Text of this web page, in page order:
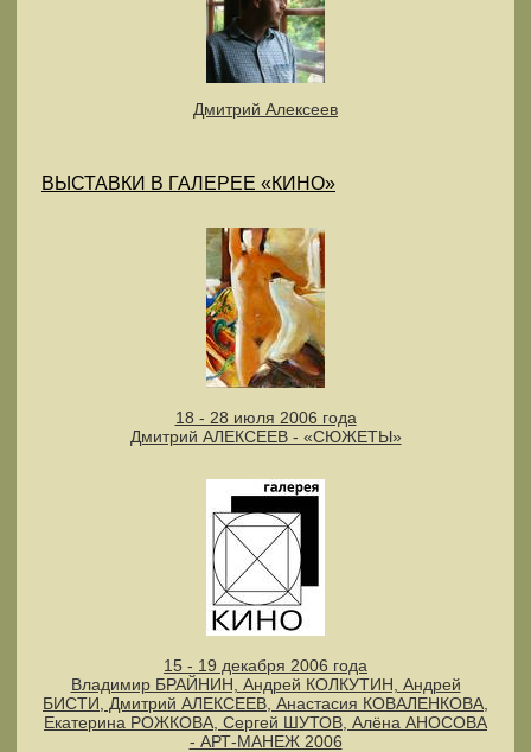
Дмитрий Алексеев
ВЫСТАВКИ В ГАЛЕРЕЕ «КИНО»
18 - 28 июля 2006 года
Дмитрий АЛЕКСЕЕВ - «СЮЖЕТЫ»
15 - 19 декабря 2006 года
Владимир БРАЙНИН, Андрей КОЛКУТИН, Андрей
БИСТИ, Дмитрий АЛЕКСЕЕВ, Анастасия КОВАЛЕНКОВА,
Екатерина РОЖКОВА, Сергей ШУТОВ, Алёна АНОСОВА
- АРТ-МАНЕЖ 2006